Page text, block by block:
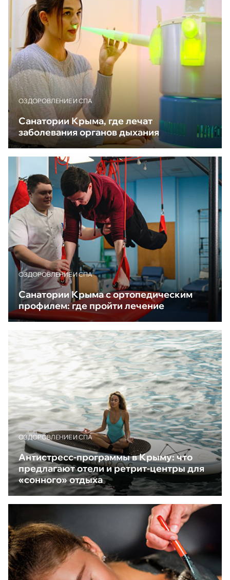
ОЗДОРОВЛЕНИЕ И СПА
Санатории Крыма, где лечат
заболевания органов дыхания
ОЗДОРОВЛЕНИЕ И СПА
Санатории Крыма с ортопедическим
профилем: где пройти лечение
ОЗДОРОВЛЕНИЕ И СПА
Антистресс-программы в Крыму: что
предлагают отели и ретрит-центры для
«сонного» отдыха